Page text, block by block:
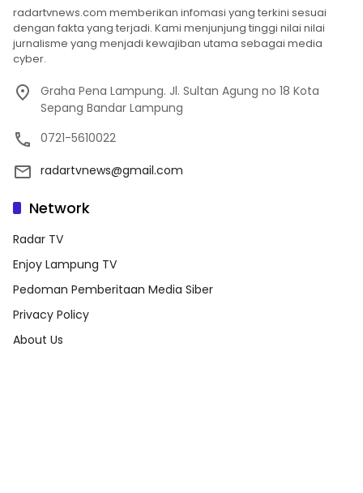
radartvnews.com memberikan infomasi yang terkini sesuai
dengan fakta yang terjadi. Kami menjunjung tinggi nilai nilai
jurnalisme yang menjadi kewajiban utama sebagai media
cyber.
Graha Pena Lampung. Jl. Sultan Agung no 18 Kota
Sepang Bandar Lampung
0721-5610022
radartvnews@gmail.com
Network
Radar TV
Enjoy Lampung TV
Pedoman Pemberitaan Media Siber
Privacy Policy
About Us